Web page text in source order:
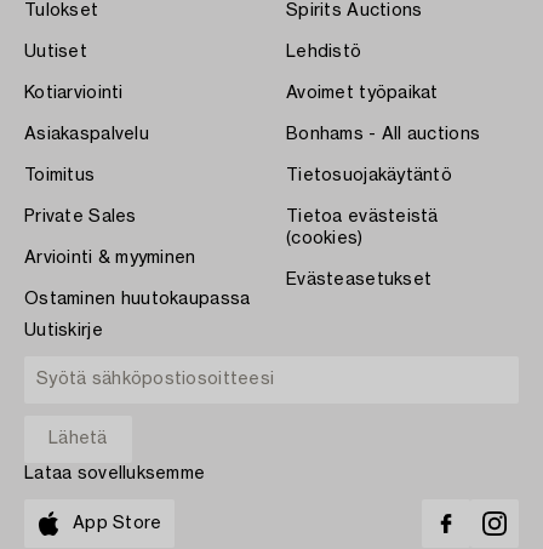
Tulokset
Uutiset
Kotiarviointi
Asiakaspalvelu
Toimitus
Private Sales
Arviointi & myyminen
Ostaminen huutokaupassa
Spirits Auctions
Lehdistö
Avoimet työpaikat
Bonhams - All auctions
Tietosuojakäytäntö
Tietoa evästeistä
(cookies)
Evästeasetukset
Uutiskirje
Lataa sovelluksemme
App Store